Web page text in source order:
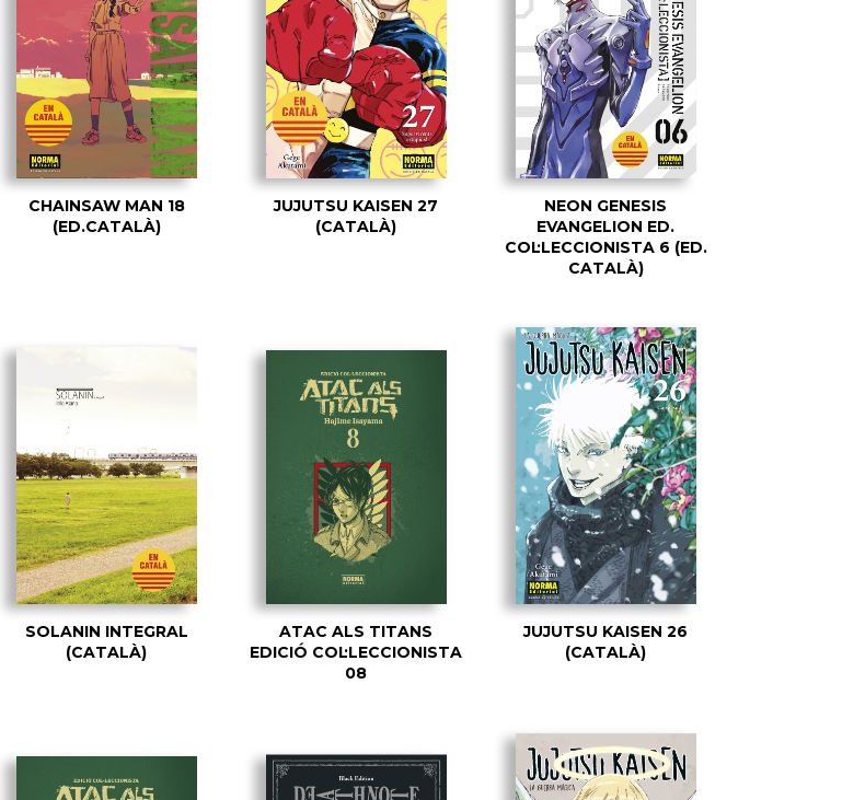
CHAINSAW MAN 18
(ED.CATALÀ)
JUJUTSU KAISEN 27
(CATALÀ)
NEON GENESIS
EVANGELION ED.
COL·LECCIONISTA 6 (ED.
CATALÀ)
SOLANIN INTEGRAL
(CATALÀ)
ATAC ALS TITANS
EDICIÓ COL·LECCIONISTA
08
JUJUTSU KAISEN 26
(CATALÀ)